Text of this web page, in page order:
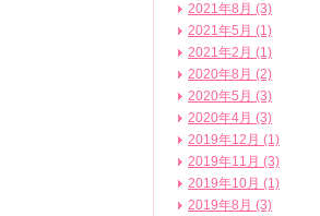
2021年8月 (3)
2021年5月 (1)
2021年2月 (1)
2020年8月 (2)
2020年5月 (3)
2020年4月 (3)
2019年12月 (1)
2019年11月 (3)
2019年10月 (1)
2019年8月 (3)